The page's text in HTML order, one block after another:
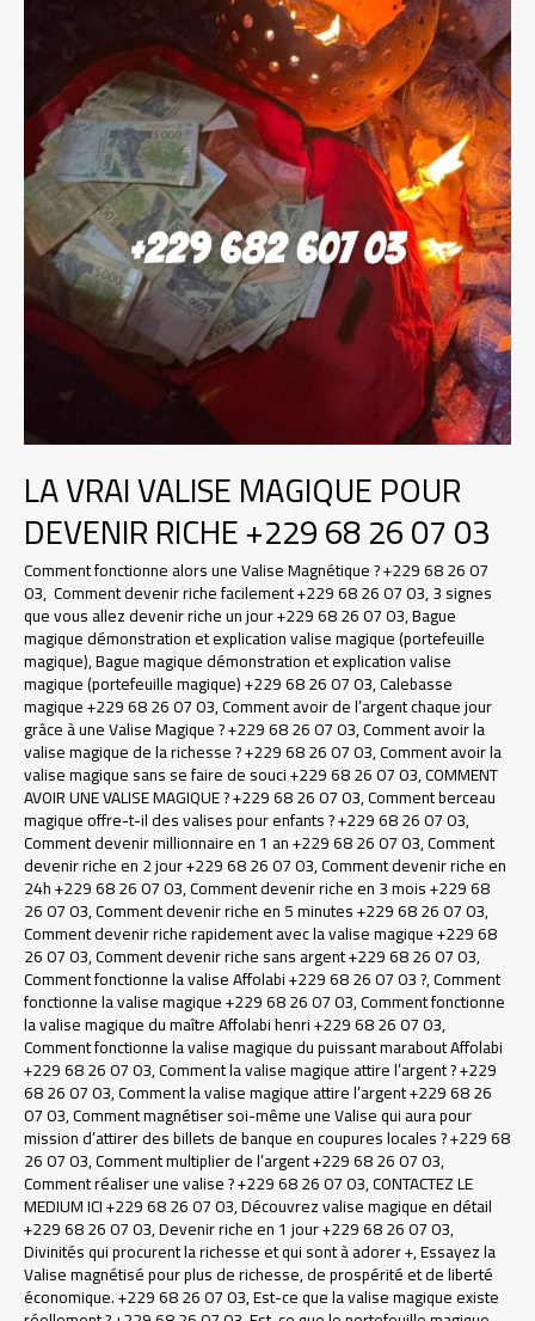
LA VRAI VALISE MAGIQUE POUR
DEVENIR RICHE +229 68 26 07 03
Comment fonctionne alors une Valise Magnétique ? +229 68 26 07
03, Comment devenir riche facilement +229 68 26 07 03,3 signes
que vous allez devenir riche un jour +229 68 26 07 03,Bague
magique démonstration et explication valise magique (portefeuille
magique),Bague magique démonstration et explication valise
magique (portefeuille magique) +229 68 26 07 03,Calebasse
magique +229 68 26 07 03,Comment avoir de l’argent chaque jour
grâce à une Valise Magique ? +229 68 26 07 03,Comment avoir la
valise magique de la richesse ? +229 68 26 07 03,Comment avoir la
valise magique sans se faire de souci +229 68 26 07 03,COMMENT
AVOIR UNE VALISE MAGIQUE ? +229 68 26 07 03,Comment berceau
magique offre-t-il des valises pour enfants ? +229 68 26 07 03,
Comment devenir millionnaire en 1 an +229 68 26 07 03,Comment
devenir riche en 2 jour +229 68 26 07 03,Comment devenir riche en
24h +229 68 26 07 03,Comment devenir riche en 3 mois +229 68
26 07 03,Comment devenir riche en 5 minutes +229 68 26 07 03,
Comment devenir riche rapidement avec la valise magique +229 68
26 07 03,Comment devenir riche sans argent +229 68 26 07 03,
Comment fonctionne la valise Affolabi +229 68 26 07 03 ?,Comment
fonctionne la valise magique +229 68 26 07 03,Comment fonctionne
la valise magique du maître Affolabi henri +229 68 26 07 03,
Comment fonctionne la valise magique du puissant marabout Affolabi
+229 68 26 07 03,Comment la valise magique attire l’argent ? +229
68 26 07 03,Comment la valise magique attire l’argent +229 68 26
07 03,Comment magnétiser soi-même une Valise qui aura pour
mission d’attirer des billets de banque en coupures locales ? +229 68
26 07 03,Comment multiplier de l’argent +229 68 26 07 03,
Comment réaliser une valise ? +229 68 26 07 03,CONTACTEZ LE
MEDIUM ICI +229 68 26 07 03,Découvrez valise magique en détail
+229 68 26 07 03,Devenir riche en 1 jour +229 68 26 07 03,
Divinités qui procurent la richesse et qui sont à adorer +,Essayez la
Valise magnétisé pour plus de richesse, de prospérité et de liberté
économique. +229 68 26 07 03,Est-ce que la valise magique existe